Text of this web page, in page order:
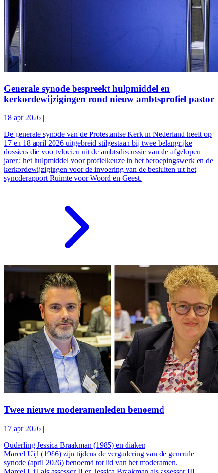
Generale synode bespreekt hulpmiddel en
kerkordewijzigingen rond nieuw ambtsprofiel pastor
18 apr 2026 |
De generale synode van de Protestantse Kerk in Nederland heeft op
17 en 18 april 2026 uitgebreid stilgestaan bij twee belangrijke
dossiers die voortvloeien uit de ambtsdiscussie van de afgelopen
jaren: het hulpmiddel voor profielkeuze in het beroepingswerk en de
kerkordewijzigingen voor de invoering van de besluiten uit het
synoderapport Ruimte voor Woord en Geest.
Twee nieuwe moderamenleden benoemd
17 apr 2026 |
Ouderling Jessica Braakman (1985) en diaken
Marcel Uijl (1986) zijn tijdens de vergadering van de generale
synode (april 2026) benoemd tot lid van het moderamen.
Marcel Uijl als assessor II en Jessica Braakman als assessor III.